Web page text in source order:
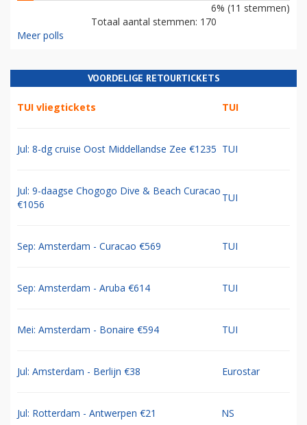
6% (11 stemmen)
Totaal aantal stemmen: 170
Meer polls
VOORDELIGE RETOURTICKETS
TUI vliegtickets TUI
Jul: 8-dg cruise Oost Middellandse Zee €1235 TUI
Jul: 9-daagse Chogogo Dive & Beach Curacao
€1056
TUI
Sep: Amsterdam - Curacao €569 TUI
Sep: Amsterdam - Aruba €614 TUI
Mei: Amsterdam - Bonaire €594 TUI
Jul: Amsterdam - Berlijn €38 Eurostar
Jul: Rotterdam - Antwerpen €21 NS